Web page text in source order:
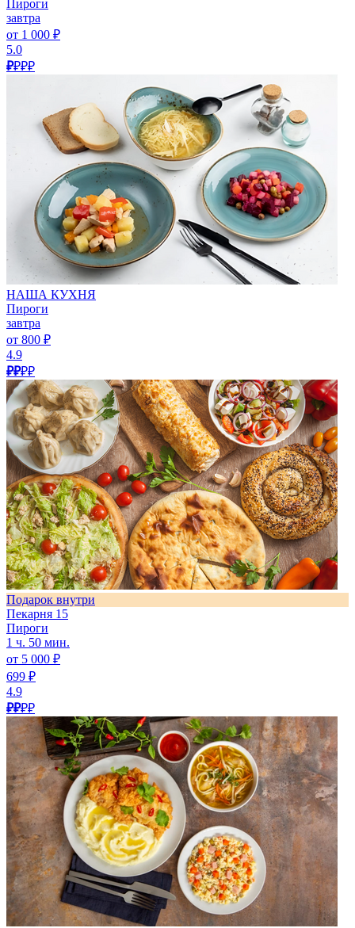
Пироги
завтра
от 1 000 ₽
5.0
₽₽₽₽
НАША КУХНЯ
Пироги
завтра
от 800 ₽
4.9
₽₽₽₽
Подарок внутри
Пекарня 15
Пироги
1 ч. 50 мин.
от 5 000 ₽
699 ₽
4.9
₽₽₽₽